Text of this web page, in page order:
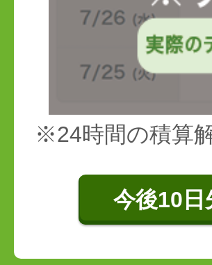
※24時間の積算
今後10